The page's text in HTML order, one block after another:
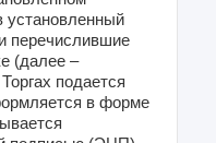
установленный
перечислившие
(далее –
подается
в форме